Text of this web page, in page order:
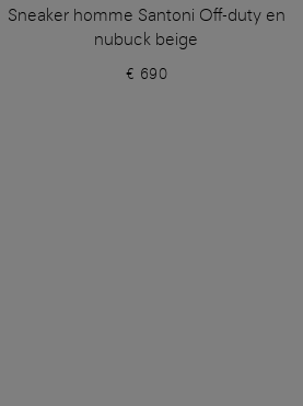
Sneaker homme Santoni Off-duty en
nubuck beige
€ 690